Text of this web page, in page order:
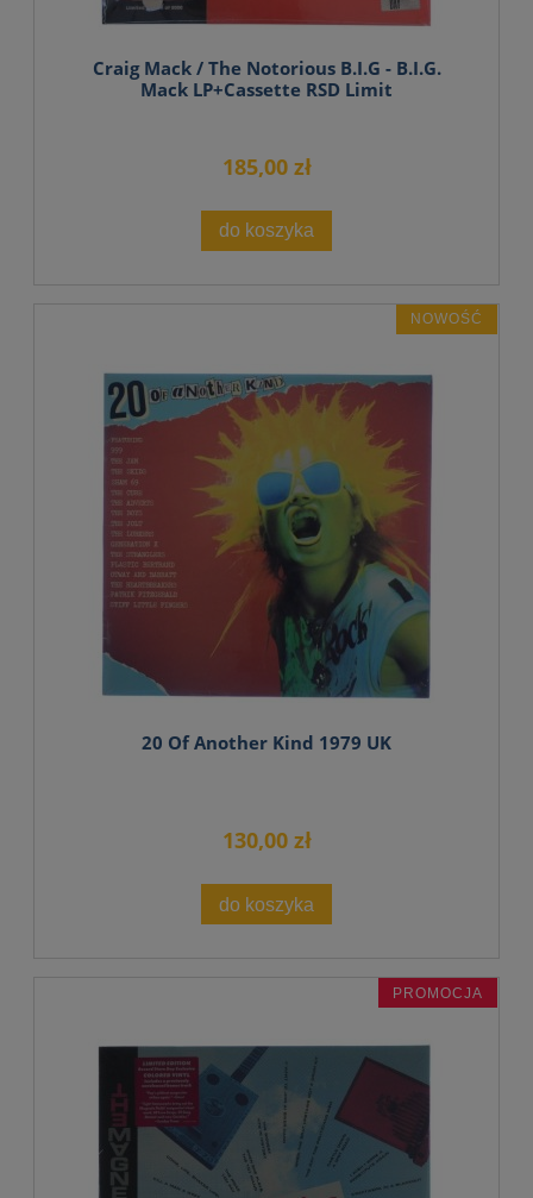
Craig Mack / The Notorious B.I.G - B.I.G.
Mack LP+Cassette RSD Limit
185,00 zł
do koszyka
20 Of Another Kind 1979 UK
130,00 zł
do koszyka
NOWOŚĆ
PROMOCJA